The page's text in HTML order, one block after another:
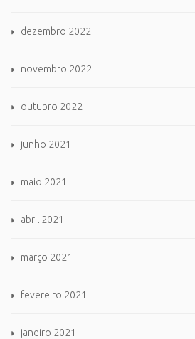
dezembro 2022
novembro 2022
outubro 2022
junho 2021
maio 2021
abril 2021
março 2021
fevereiro 2021
janeiro 2021